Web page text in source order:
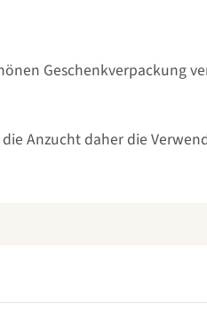
Geschenkverpackung
Anzucht daher die